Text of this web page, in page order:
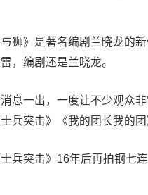
与狮》是著名编剧兰晓龙的
，编剧还是兰晓龙。
息一出，一度让不少观众
兵突击》《我的团长我的